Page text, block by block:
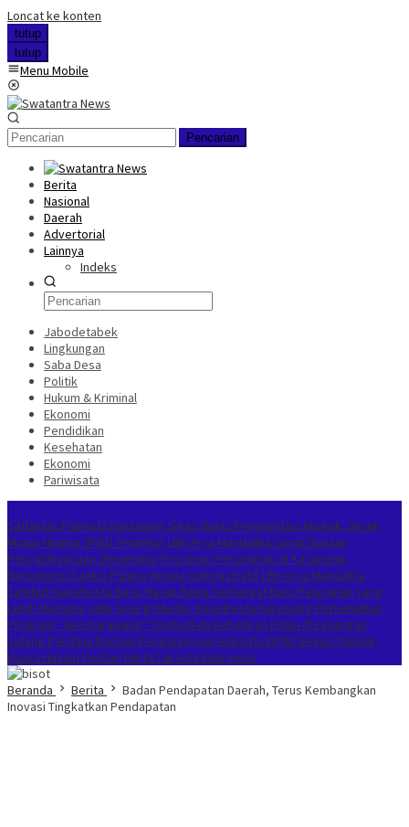
Loncat ke konten
tutup
tutup
Menu Mobile
Pencarian
Berita
Nasional
Daerah
Advertorial
Lainnya
Indeks
Jabodetabek
Lingkungan
Saba Desa
Politik
Hukum & Kriminal
Ekonomi
Pendidikan
Kesehatan
Ekonomi
Pariwisata
Satlantas Polresta Karawang Sigap Bantu Pengendara Mogok, Derek
Motor Hingga SPBU Terdekat LBH Arya Mandalika Sorot Dugaan
Penyalahgunaan Wewenang Perizinan Perumahan di Karawang,
Berpotensi Sanksi Pidana hingga Administratif LBH Arya Mandalika
Sambut Kapolresta Baru: Harap Bawa Semangat Baru Pelayanan yang
Lebih Humanis Jalin Sinergi Media, Kapolresta Karawang Perkenalkan
Program “GAS Karawang” Tingkatkan Kehadiran Polisi di Lapangan
Sidang Perdana Dugaan Penganiayaan Anggota DPRD Bekasi Digelar,
Kuasa Hukum Korban Minta Tak Ada Intervensi
Beranda
Berita
Badan Pendapatan Daerah, Terus Kembangkan
Inovasi Tingkatkan Pendapatan